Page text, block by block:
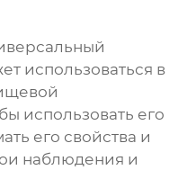
использоваться в
использовать его
его свойства и
наблюдения и